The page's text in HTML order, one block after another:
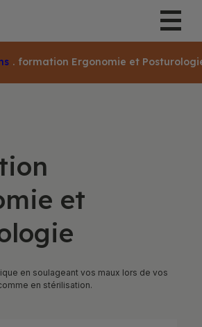
. Formation Ergonomie et
et
en soulageant vos maux lors de vos
en stérilisation.